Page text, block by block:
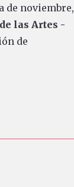
de noviembre,
las Artes -
de